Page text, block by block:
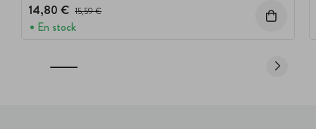
14,80 € Prix avant réduction :
15,59 €
En stock